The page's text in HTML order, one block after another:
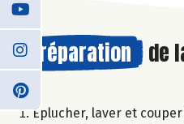
Préparation de
Éplucher, laver et